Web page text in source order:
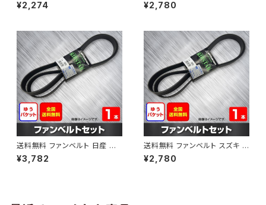
09 （国内トップメーカー） 1本 H
¥2,274
～H30.02 （国内トップメーカ
¥2,780
送料無料 ファンベルト 日産 キ
ューブ 型式Z12 H20.11～H24.
10 （国内トップメーカー） 1本 H
¥3,782
送料無料 ファンベルト スズキ ワ
ゴンR 型式MH34S H24.09～
H29.02 （国内トップメーカー）
¥2,780